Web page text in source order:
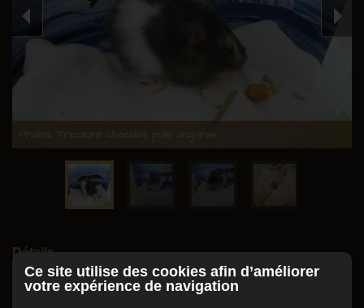
Un peu d'histoire
Les mâles
Les femelles
Hamsters à adopter
Portées passées
Que sont-ils devenus ?
Conditions d'adoption
Détails
Sexe
Ce site utilise des cookies afin d’améliorer
votre expérience de navigation